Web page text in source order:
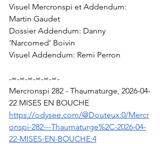
Visuel Mercronspi et Addendum:
Martin Gaudet
Dossier Addendum: Danny
‘Narcomed’ Boivin
Visuel Addendum: Remi Perron
-=-=-=-=-=-=-
Mercronspi 282 - Thaumaturge, 2026-04-
22 MISES EN BOUCHE
https://odysee.com/@Douteux:0/Mercr
onspi-282---Thaumaturge%2C-2026-04-
22-MISES-EN-BOUCHE:4